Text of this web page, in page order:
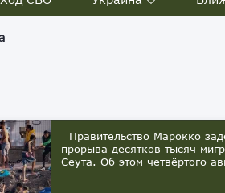
Правительство Марокко
прорыва десятков тысяч
Сеута. Об этом четвёртого